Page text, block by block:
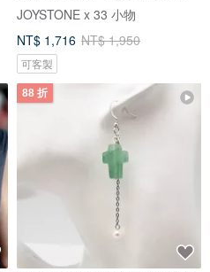
JOYSTONE x 33 小物
NT$ 1,716 NT$ 1,950
可客製
88 折